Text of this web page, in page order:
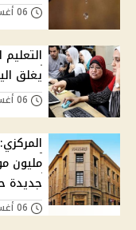
يغلق اليوم 7 مساءً دون
مليون
جديدة